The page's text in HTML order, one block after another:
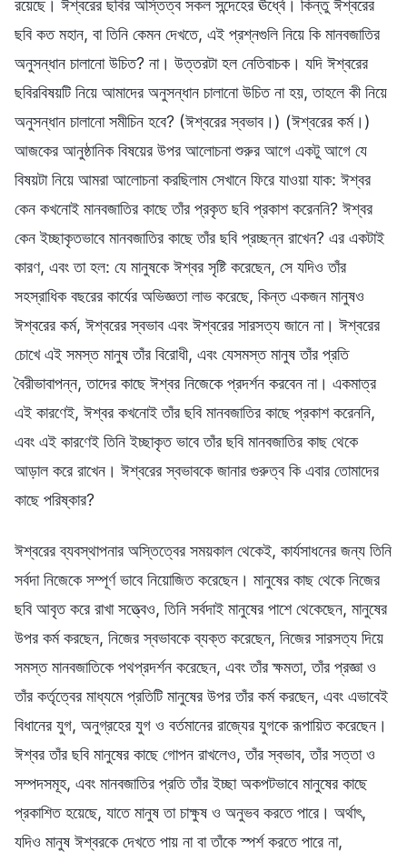
রয়েছে। ঈশ্বরের ছবির অস্তিত্ব সকল সন্দেহের ঊর্ধ্বে। কিন্তু ঈশ্বরের
ছবি কত মহান, বা তিনি কেমন দেখতে, এই প্রশ্নগুলি নিয়ে কি মানবজাতির
অনুসন্ধান চালানো উচিত? না। উত্তরটা হল নেতিবাচক। যদি ঈশ্বরের
ছবিরবিষয়টি নিয়ে আমাদের অনুসন্ধান চালানো উচিত না হয়, তাহলে কী নিয়ে
অনুসন্ধান চালানো সমীচিন হবে? (ঈশ্বরের স্বভাব।) (ঈশ্বরের কর্ম।)
আজকের আনুষ্ঠানিক বিষয়ের উপর আলোচনা শুরুর আগে একটু আগে যে
বিষয়টা নিয়ে আমরা আলোচনা করছিলাম সেখানে ফিরে যাওয়া যাক: ঈশ্বর
কেন কখনোই মানবজাতির কাছে তাঁর প্রকৃত ছবি প্রকাশ করেননি? ঈশ্বর
কেন ইচ্ছাকৃতভাবে মানবজাতির কাছে তাঁর ছবি প্রচ্ছন্ন রাখেন? এর একটাই
কারণ, এবং তা হল: যে মানুষকে ঈশ্বর সৃষ্টি করেছেন, সে যদিও তাঁর
সহস্রাধিক বছরের কার্যের অভিজ্ঞতা লাভ করেছে, কিন্ত একজন মানুষও
ঈশ্বরের কর্ম, ঈশ্বরের স্বভাব এবং ঈশ্বরের সারসত্য জানে না। ঈশ্বরের
চোখে এই সমস্ত মানুষ তাঁর বিরোধী, এবং যেসমস্ত মানুষ তাঁর প্রতি
বৈরীভাবাপন্ন, তাদের কাছে ঈশ্বর নিজেকে প্রদর্শন করবেন না। একমাত্র
এই কারণেই, ঈশ্বর কখনোই তাঁর ছবি মানবজাতির কাছে প্রকাশ করেননি,
এবং এই কারণেই তিনি ইচ্ছাকৃত ভাবে তাঁর ছবি মানবজাতির কাছ থেকে
আড়াল করে রাখেন। ঈশ্বরের স্বভাবকে জানার গুরুত্ব কি এবার তোমাদের
কাছে পরিষ্কার?
ঈশ্বরের ব্যবস্থাপনার অস্তিত্বের সময়কাল থেকেই, কার্যসাধনের জন্য তিনি
সর্বদা নিজেকে সম্পূর্ণ ভাবে নিয়োজিত করেছেন। মানুষের কাছ থেকে নিজের
ছবি আবৃত করে রাখা সত্ত্বেও, তিনি সর্বদাই মানুষের পাশে থেকেছেন, মানুষের
উপর কর্ম করছেন, নিজের স্বভাবকে ব্যক্ত করেছেন, নিজের সারসত্য দিয়ে
সমস্ত মানবজাতিকে পথপ্রদর্শন করেছেন, এবং তাঁর ক্ষমতা, তাঁর প্রজ্ঞা ও
তাঁর কর্তৃত্বের মাধ্যমে প্রতিটি মানুষের উপর তাঁর কর্ম করছেন, এবং এভাবেই
বিধানের যুগ, অনুগ্রহের যুগ ও বর্তমানের রাজ্যের যুগকে রূপায়িত করেছেন।
ঈশ্বর তাঁর ছবি মানুষের কাছে গোপন রাখলেও, তাঁর স্বভাব, তাঁর সত্তা ও
সম্পদসমূহ, এবং মানবজাতির প্রতি তাঁর ইচ্ছা অকপটভাবে মানুষের কাছে
প্রকাশিত হয়েছে, যাতে মানুষ তা চাক্ষুষ ও অনুভব করতে পারে। অর্থাৎ,
যদিও মানুষ ঈশ্বরকে দেখতে পায় না বা তাঁকে স্পর্শ করতে পারে না,